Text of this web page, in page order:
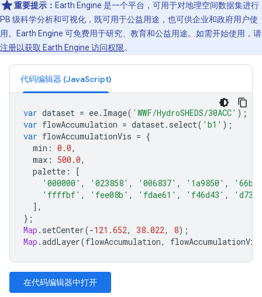
重要提示： Earth Engine 是一个平台，可用于对地理空间数据集进行
PB 级科学分析和可视化，既可用于公益用途，也可供企业和政府用户使
用。Earth Engine 可免费用于研究、教育和公益用途。如需开始使用，请
注册以获取 Earth Engine 访问权限。
代码编辑器 (JavaScript)
var dataset = ee. Image( 'WWF/HydroSHEDS/30ACC' );
var flowAccumulation = dataset. select( 'b1' );
var flowAccumulationVis = {
min : 0.0,
max : 500.0,
palette :
[
'000000' , '023858' , '006837' , '1a9850' ,
'ffffbf' , 'fee08b' , 'fdae61' , 'f46d43' ,
],
};
Map . setCenter(-121.652, 38.022, 8);
Map .addLayer(flowAccumulation, flowAccumulationVis
在代码编辑器中打开